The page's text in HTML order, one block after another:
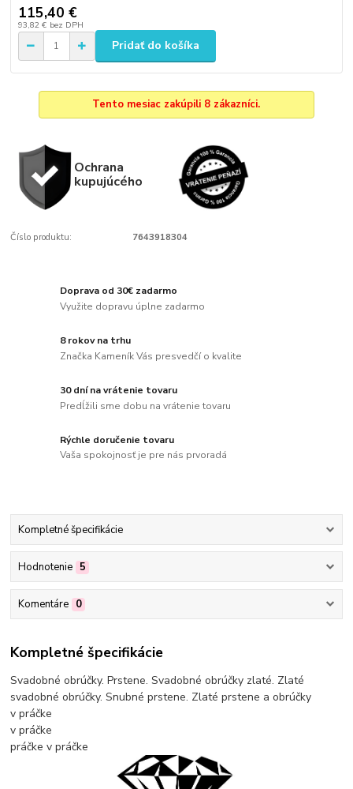
115,40 €
93,82 € bez DPH
Pridať do košíka
Tento mesiac zakúpili 8 zákazníci.
Ochrana
kupujúcého
Číslo produktu: 7643918304
Doprava od 30€ zadarmo
Využite dopravu úplne zadarmo
8 rokov na trhu
Značka Kameník Vás presvedčí o kvalite
30 dní na vrátenie tovaru
Predĺžili sme dobu na vrátenie tovaru
Rýchle doručenie tovaru
Vaša spokojnosť je pre nás prvoradá
Kompletné špecifikácie
Hodnotenie 5
Komentáre 0
Kompletné špecifikácie
Svadobné obrúčky. Prstene. Svadobné obrúčky zlaté. Zlaté
svadobné obrúčky. Snubné prstene. Zlaté prstene a obrúčky
v práčke
v práčke
práčkev práčke